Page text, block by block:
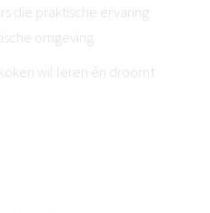
die praktische ervaring
omgeving.
wil leren én droomt